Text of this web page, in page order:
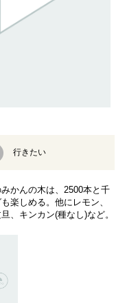
行きたい
かんの木は、2500本と千
楽しめる。他にレモン、
、キンカン(種なし)など。